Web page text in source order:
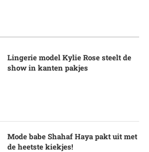
Lingerie model Kylie Rose steelt de
show in kanten pakjes
Mode babe Shahaf Haya pakt uit met
de heetste kiekjes!